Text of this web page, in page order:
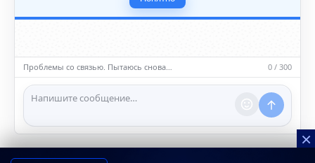
(телефоны, адреса, документы).
5️⃣ Уместность контента
насилию.
ℹ️ Модераторы и администраторы вправе удалять
сообщения и ограничивать доступ к чату при
нарушении правил.
Проблемы со связью. Пытаюсь снова… 0 / 300
×